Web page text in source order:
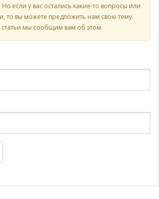
если у вас остались какие-то вопросы или
то вы можете предложить нам свою тему.
мы сообщим вам об этом.